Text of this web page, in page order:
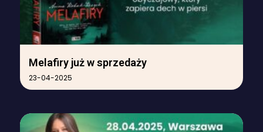
Melafiry już w sprzedaży
23-04-2025